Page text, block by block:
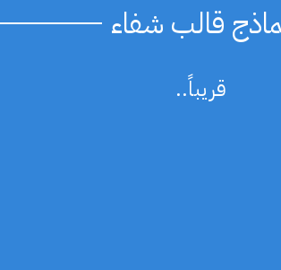
قالب شفاء
قريباً..